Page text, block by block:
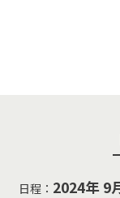
日程： 2024年 9